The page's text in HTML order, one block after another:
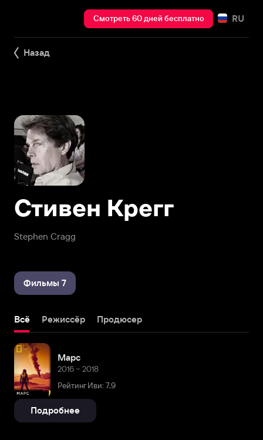
Смотреть 60 дней бесплатно RU
Назад
Stephen Cragg
Стивен Крегг
Фильмы 7
Всё Режиссёр Продюсер
Марс
2016 – 2018
Рейтинг Иви: 7,9
Подробнее